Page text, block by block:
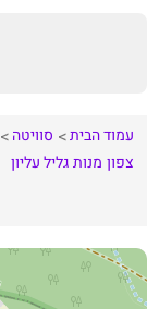
עמוד הבית סוויטה
צפון מנותגליל עליון